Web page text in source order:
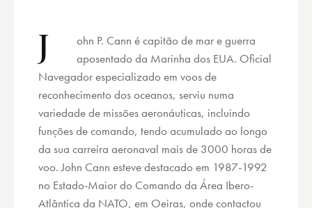
J
ohn P. Cann é capitão de mar e guerra
aposentado da Marinha dos EUA. Oficial
Navegador especializado em voos de
reconhecimento dos oceanos, serviu numa
variedade de missões aeronáuticas, incluindo
funções de comando, tendo acumulado ao longo
da sua carreira aeronaval mais de 3000 horas de
voo. John Cann esteve destacado em 1987-1992
no Estado-Maior do Comando da Área Ibero-
Atlântica da NATO, em Oeiras, onde contactou